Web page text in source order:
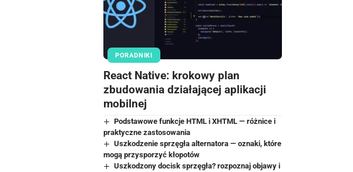
PORADNIKI
React Native: krokowy plan
zbudowania działającej aplikacji
mobilnej
Podstawowe funkcje HTML i XHTML — różnice i
praktyczne zastosowania
Uszkodzenie sprzęgła alternatora — oznaki, które
mogą przysporzyć kłopotów
Uszkodzony docisk sprzęgła? rozpoznaj objawy i